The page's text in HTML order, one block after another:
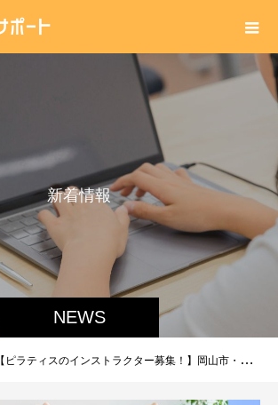
NEWS
新着情報
【ピラティスのインストラクター募集！】岡山市・倉敷市